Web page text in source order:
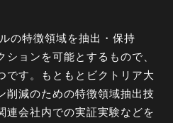
の特徴領域を抽出・保持
ションを可能とするもので、
です。もともとビクトリア大
削減のための特徴領域抽出技
連会社内での実証実験などを